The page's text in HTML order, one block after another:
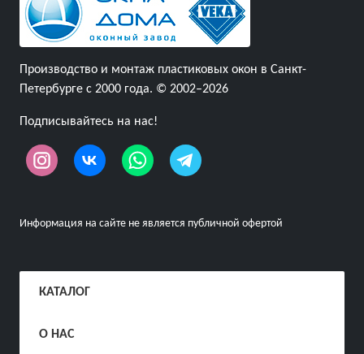
Производство и монтаж пластиковых окон в Санкт-
Петербурге с 2000 года. © 2002–2026
Подписывайтесь на нас!
Информация на сайте не является публичной офертой
КАТАЛОГ
О НАС